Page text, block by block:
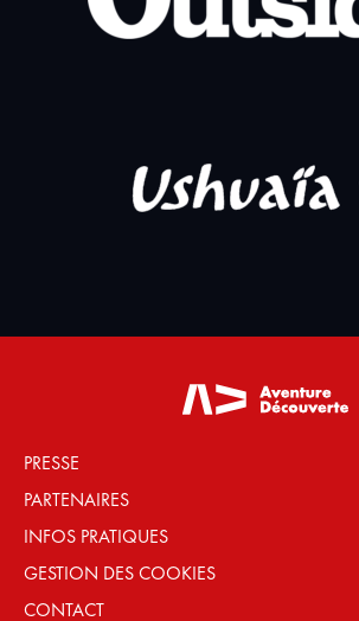
PRESSE
PARTENAIRES
INFOS PRATIQUES
GESTION DES COOKIES
CONTACT